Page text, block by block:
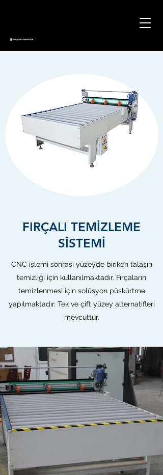
FIRÇALI TEMİZLEME
SİSTEMİ
CNC işlemi sonrası yüzeyde biriken talaşın
temizliği için kullanılmaktadır. Fırçaların
temizlenmesi için solüsyon püskürtme
yapılmaktadır. Tek ve çift yüzey alternatifleri
mevcuttur.